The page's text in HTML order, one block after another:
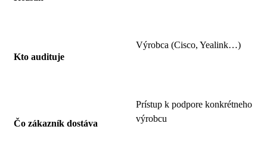
Kto audituje
Výrobca (Cisco, Yealink…)
Čo zákazník dostáva
Prístup k podpore konkrétneho
výrobcu